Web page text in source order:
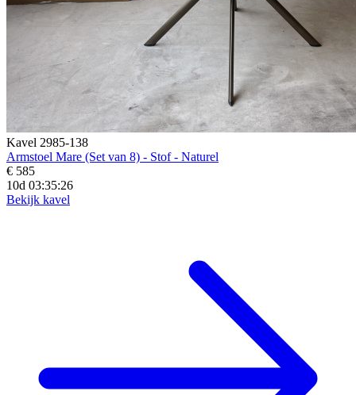
Kavel 2985-138
Armstoel Mare (Set van 8) - Stof - Naturel
€ 585
10d 03:35:24
Bekijk kavel